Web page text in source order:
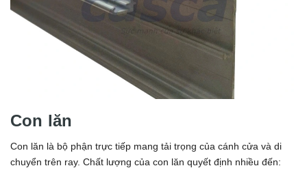
Con lăn
Con lăn là bộ phận trực tiếp mang tải trọng của cánh cửa và di
chuyển trên ray. Chất lượng của con lăn quyết định nhiều đến: